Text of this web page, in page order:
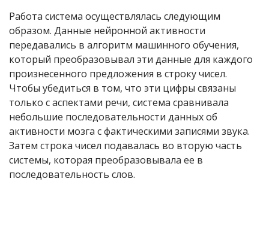
Работа система осуществлялась следующим
образом. Данные нейронной активности
передавались в алгоритм машинного обучения,
который преобразовывал эти данные для каждого
произнесенного предложения в строку чисел.
Чтобы убедиться в том, что эти цифры связаны
только с аспектами речи, система сравнивала
небольшие последовательности данных об
активности мозга с фактическими записями звука.
Затем строка чисел подавалась во вторую часть
системы, которая преобразовывала ее в
последовательность слов.